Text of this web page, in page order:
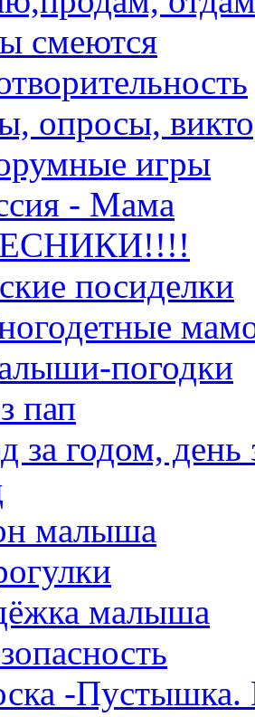
смеются
опросы,
игры
- Мама
посиделки
погодки
пап
за годом, день
малыша
малыша
-